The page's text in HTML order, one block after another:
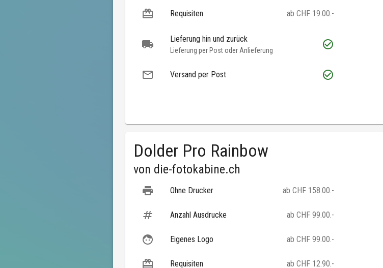
Requisiten ab CHF 19.00.-
Lieferung hin und zurück
Lieferung per Post oder Anlieferung
Versand per Post
Dolder Pro Rainbow
von die-fotokabine.ch
Ohne Drucker ab CHF 158.00.-
Anzahl Ausdrucke ab CHF 99.00.-
Eigenes Logo ab CHF 99.00.-
Requisiten ab CHF 12.90.-